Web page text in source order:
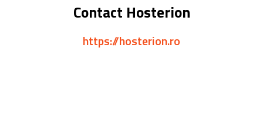
Contact Hosterion
https://hosterion.ro